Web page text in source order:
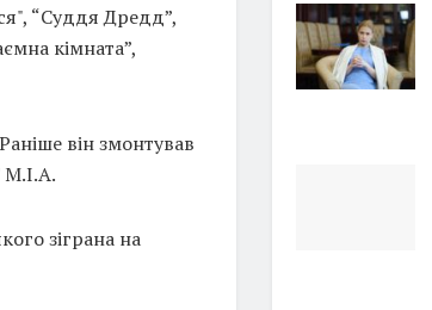
“Суддя Дредд”,
кімната”,
він змонтував
M.I.A.
зіграна на